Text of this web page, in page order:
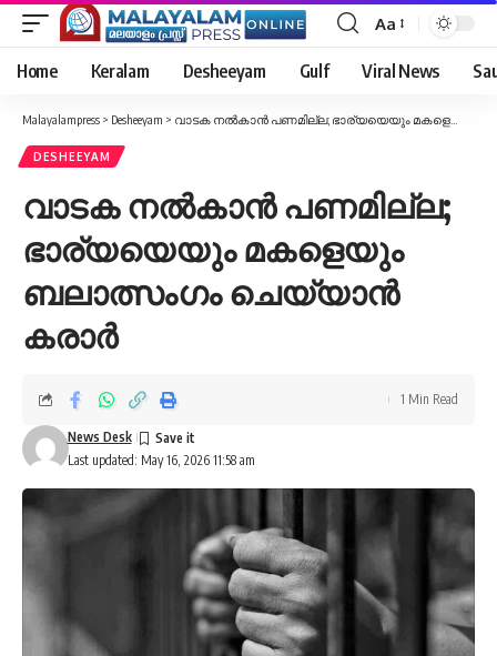
Font
Resizer
Aa
Home Keralam Desheeyam Gulf Viral News
Malayalampress > Desheeyam > വാടക നൽകാൻ പണമില്ല; ഭാര്യയെയും മകളെയും ബലാത്സംഗം ചെയ്യാൻ കരാർ
DESHEEYAM
വാടക നൽകാൻ പണമില്ല;
ഭാര്യയെയും മകളെയും
ബലാത്സംഗം ചെയ്യാൻ
കരാർ
Last updated: May 16, 2026 11:58 am
News Desk
1 Min Read